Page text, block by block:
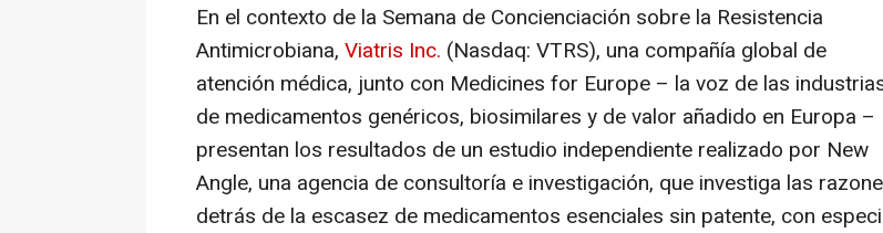
En el contexto de la Semana de Concienciación sobre la Resistencia
Antimicrobiana, Viatris Inc. (Nasdaq: VTRS), una compañía global de
atención médica, junto con Medicines for Europe – la voz de las
de medicamentos genéricos, biosimilares y de valor añadido en Europa –
presentan los resultados de un estudio independiente realizado por New
Angle, una agencia de consultoría e investigación, que investiga las
detrás de la escasez de medicamentos esenciales sin patente, con